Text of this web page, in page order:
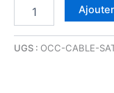
UGS : OCC-CABLE-